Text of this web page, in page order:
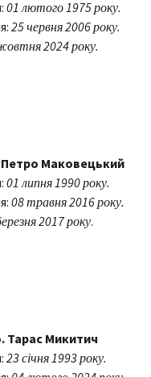
01 лютого 1975 року.
25 червня 2006 року.
2024 року.
Петро Маковецький
01 липня 1990 року.
08 травня 2016 року.
2017 року.
Тарас Микитич
23 січня 1993 року.